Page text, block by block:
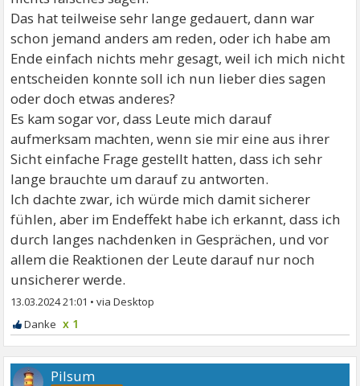
Das hat teilweise sehr lange gedauert, dann war
schon jemand anders am reden, oder ich habe am
Ende einfach nichts mehr gesagt, weil ich mich nicht
entscheiden konnte soll ich nun lieber dies sagen
oder doch etwas anderes?
Es kam sogar vor, dass Leute mich darauf
aufmerksam machten, wenn sie mir eine aus ihrer
Sicht einfache Frage gestellt hatten, dass ich sehr
lange brauchte um darauf zu antworten.
Ich dachte zwar, ich würde mich damit sicherer
fühlen, aber im Endeffekt habe ich erkannt, dass ich
durch langes nachdenken in Gesprächen, und vor
allem die Reaktionen der Leute darauf nur noch
unsicherer werde.
13.03.2024 21:01 •
x 1
Pilsum